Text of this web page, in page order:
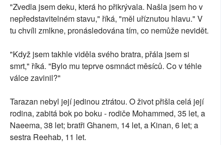
"Zvedla jsem deku, která ho přikrývala. Našla jsem ho v
nepředstavitelném stavu," říká, "měl uříznutou hlavu." V
tu chvíli zmlkne, pronásledována tím, co nemůže nevidět.
"Když jsem takhle viděla svého bratra, přála jsem si
smrt," říká. "Bylo mu teprve osmnáct měsíců. Co v téhle
válce zavinil?"
Tarazan nebyl její jedinou ztrátou. O život přišla celá její
rodina, zabitá bok po boku - rodiče Mohammed, 35 let, a
Naeema, 38 let; bratři Ghanem, 14 let, a Kinan, 6 let; a
sestra Reehab, 11 let.